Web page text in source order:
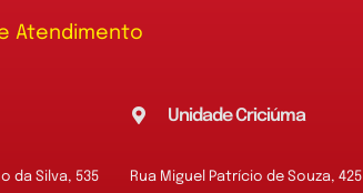
Atendimento
da Silva, 535
Unidade Criciúma
Rua Miguel Patrício de Souza, 425